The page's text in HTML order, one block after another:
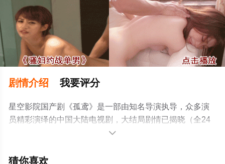
剧情介绍 我要评分
星空影院国产剧《孤鸢》是一部由知名导演执导，众多演
员精彩演绎的中国大陆电视剧，大结局剧情已揭晓（全24
集），手机免费观看高清未删减完整版电视剧全集就上星
剧情网等平台了解。

猜你喜欢